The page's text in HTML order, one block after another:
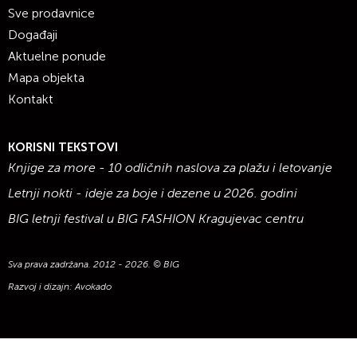
Sve prodavnice
Događaji
Aktuelne ponude
Mapa objekta
Kontakt
KORISNI TEKSTOVI
Knjige za more - 10 odličnih naslova za plažu i letovanje
Letnji nokti - ideje za boje i dezene u 2026. godini
BIG letnji festival u BIG FASHION Kragujevac centru
Sva prava zadržana. 2012 - 2026. © BIG
Razvoj i dizajn:Avokado